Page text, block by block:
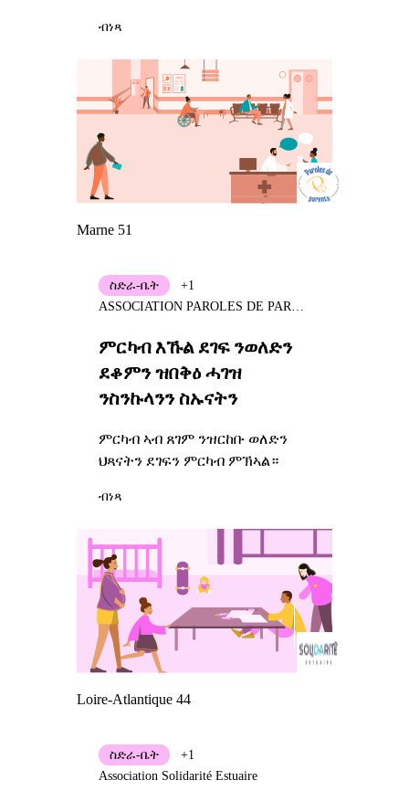
ብነጻ
Marne 51
ምርካብ እኹል ደገፍ ንወለድን
ደቆምን ዝበቅዕ ሓገዝ
ንስንኩላንን ስኡናትን
ምርካብ ኣብ ጸገም ንዝርከቡ ወለድን
ህጻናትን ደገፍን ምርካብ ምኽኣል።
ስድራ-ቤት
+1
ASSOCIATION PAROLES DE PARENTS/EPE51
ብነጻ
Loire-Atlantique 44
ስድራ-ቤት
+1
Association Solidarité Estuaire